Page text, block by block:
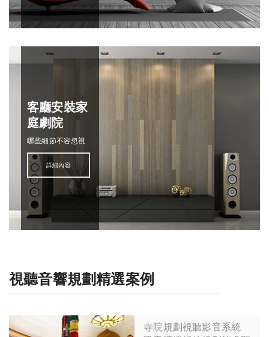
客廳安裝家
庭劇院
哪些細節不容忽視
詳細內容
視聽音響規劃精選案例
寺院規劃視聽影音系統